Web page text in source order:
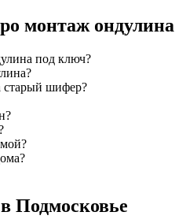
монтаж ондулина
под ключ?
шифер?
Подмосковье